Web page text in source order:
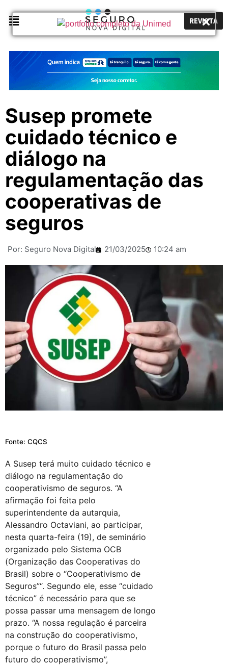
REVISTA
Susep promete
cuidado técnico e
diálogo na
regulamentação das
cooperativas de
seguros
Por: Seguro Nova Digital 21/03/2025 10:24 am
Fonte: CQCS
A Susep terá muito cuidado técnico e
diálogo na regulamentação do
cooperativismo de seguros. “A
afirmação foi feita pelo
superintendente da autarquia,
Alessandro Octaviani, ao participar,
nesta quarta-feira (19), de seminário
organizado pelo Sistema OCB
(Organização das Cooperativas do
Brasil) sobre o “Cooperativismo de
Seguros”“. Segundo ele, esse “cuidado
técnico” é necessário para que se
possa passar uma mensagem de longo
prazo. “A nossa regulação é parceira
na construção do cooperativismo,
porque o futuro do Brasil passa pelo
futuro do cooperativismo”,